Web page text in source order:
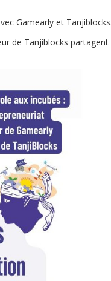
Gamearly et Tanjiblocks.
de Tanjiblocks